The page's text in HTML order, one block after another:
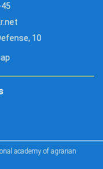
10
academy of agrarian